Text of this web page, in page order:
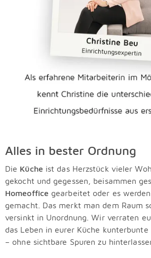
Alles in bester Ordnung
Die Küche ist das Herzstück vieler
gekocht und gegessen, beisammen
Homeoffice gearbeitet oder es
gemacht. Das merkt man dem Raum
versinkt in Unordnung. Wir verraten
das Leben in eurer Küche
– ohne sichtbare Spuren zu